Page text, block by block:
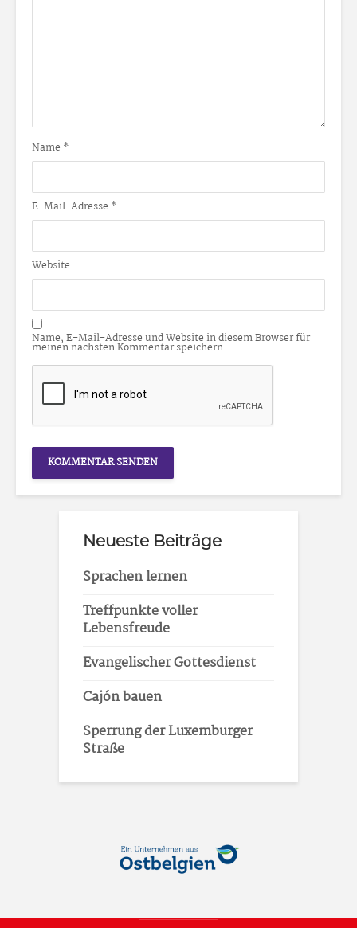
Name *
E-Mail-Adresse *
Website
Name, E-Mail-Adresse und Website in diesem Browser für
meinen nächsten Kommentar speichern.
Neueste Beiträge
Sprachen lernen
Treffpunkte voller
Lebensfreude
Evangelischer Gottesdienst
Cajón bauen
Sperrung der Luxemburger
Straße